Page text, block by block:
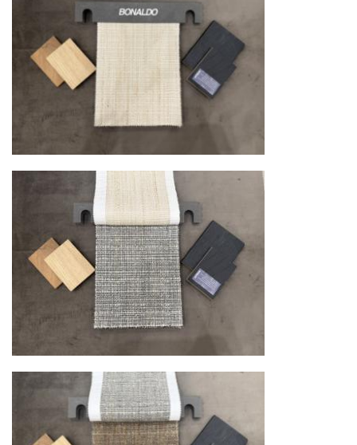
Москве осуществляется в течение 3-5 рабочих
дней. Для Московской области сроки зависят
от удалённости объекта и варьируются от 5 до
10 рабочих дней. Возможна срочная доставка
при наличии свободных логистических
ресурсов.
качества
Каждый заказ отслеживается в режиме
реального времени через систему GPS-
мониторинга. Наша команда логистических
специалистов с опытом работы в
международной доставке обеспечивает
полную сохранность груза, соблюдение
температурного режима и защиту от
механических повреждений на всех этапах
маршрута.
Страхование грузаВсе международные
поставки застрахованы в соответствии с